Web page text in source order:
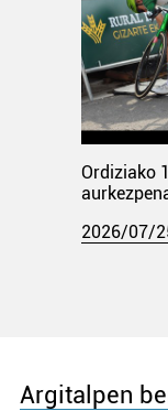
Ordiziako
2026/07/
Argitalpen